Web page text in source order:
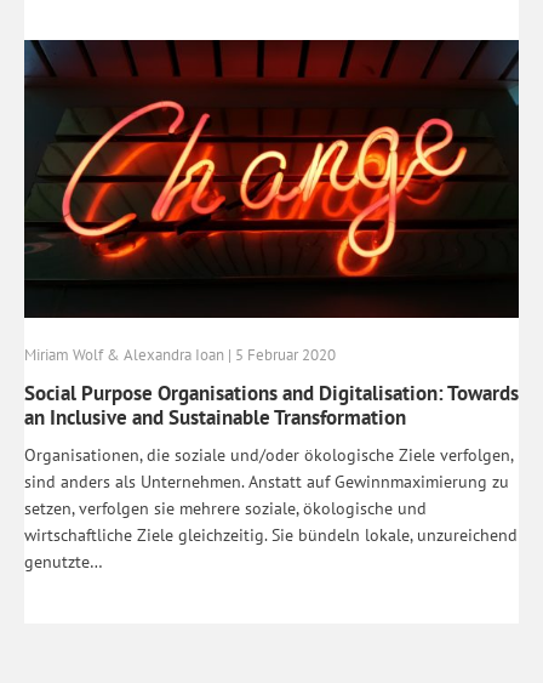
Miriam Wolf & Alexandra Ioan | 5 Februar 2020
Social Purpose Organisations and Digitalisation: Towards
an Inclusive and Sustainable Transformation
Organisationen, die soziale und/oder ökologische Ziele verfolgen,
sind anders als Unternehmen. Anstatt auf Gewinnmaximierung zu
setzen, verfolgen sie mehrere soziale, ökologische und
wirtschaftliche Ziele gleichzeitig. Sie bündeln lokale, unzureichend
genutzte…